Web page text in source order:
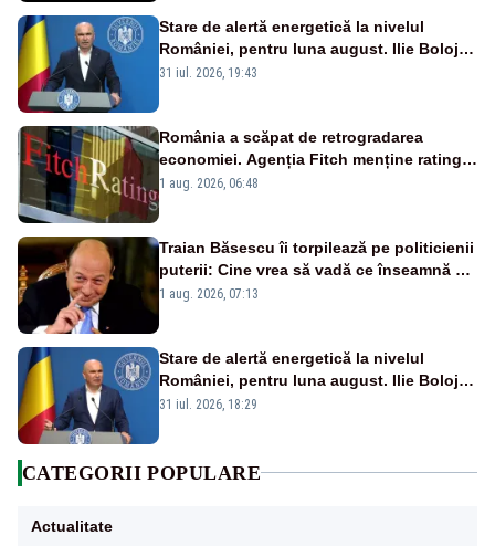
Stare de alertă energetică la nivelul
României, pentru luna august. Ilie Bolojan
a anunțat importuri și posibile restricții –
31 iul. 2026, 19:43
România a scăpat de retrogradarea
economiei. Agenția Fitch menține ratingul
„BBB-” cu perspectivă negativă
1 aug. 2026, 06:48
Traian Băsescu îi torpilează pe politicienii
puterii: Cine vrea să vadă ce înseamnă să
fii prost, se uită la România
1 aug. 2026, 07:13
Stare de alertă energetică la nivelul
României, pentru luna august. Ilie Bolojan
a anunțat importuri și posibile restricții –
31 iul. 2026, 18:29
CATEGORII POPULARE
Actualitate